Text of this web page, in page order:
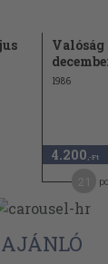
Valóság
1986
4.200 ,-Ft
AJÁNLÓ